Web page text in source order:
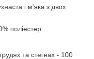
і м'яка з двох
поліестер.
та стегнах - 100